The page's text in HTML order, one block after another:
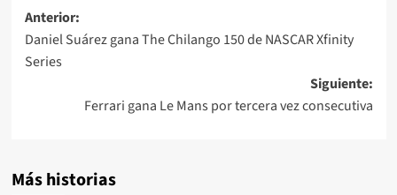
Navegación
de
entradas
Anterior:
Daniel Suárez gana The Chilango 150 de NASCAR Xfinity
Series
Siguiente:
Ferrari gana Le Mans por tercera vez consecutiva
Más historias